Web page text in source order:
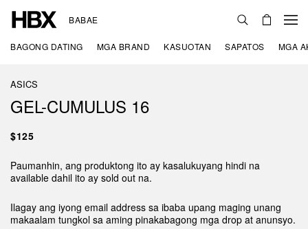
BABAE
BAGONG DATING MGA BRAND KASUOTAN SAPATOS MGA
ASICS
GEL-CUMULUS 16
$125
Paumanhin, ang produktong ito ay kasalukuyang hindi na
available dahil ito ay sold out na.
Ilagay ang iyong email address sa ibaba upang maging unang
makaalam tungkol sa aming pinakabagong mga drop at anunsyo.